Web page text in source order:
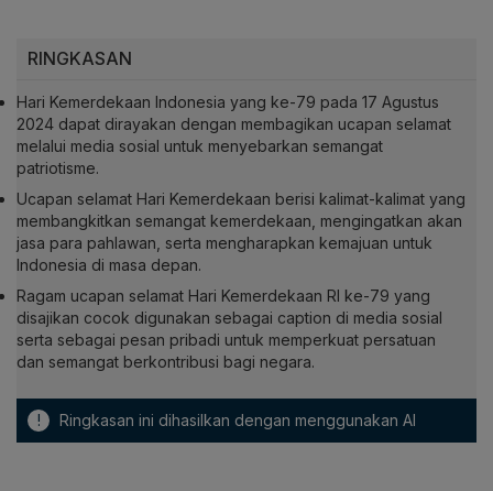
RINGKASAN
Hari Kemerdekaan Indonesia yang ke-79 pada 17 Agustus
2024 dapat dirayakan dengan membagikan ucapan selamat
melalui media sosial untuk menyebarkan semangat
patriotisme.
Ucapan selamat Hari Kemerdekaan berisi kalimat-kalimat yang
membangkitkan semangat kemerdekaan, mengingatkan akan
jasa para pahlawan, serta mengharapkan kemajuan untuk
Indonesia di masa depan.
Ragam ucapan selamat Hari Kemerdekaan RI ke-79 yang
disajikan cocok digunakan sebagai caption di media sosial
serta sebagai pesan pribadi untuk memperkuat persatuan
dan semangat berkontribusi bagi negara.
! Ringkasan ini dihasilkan dengan menggunakan AI